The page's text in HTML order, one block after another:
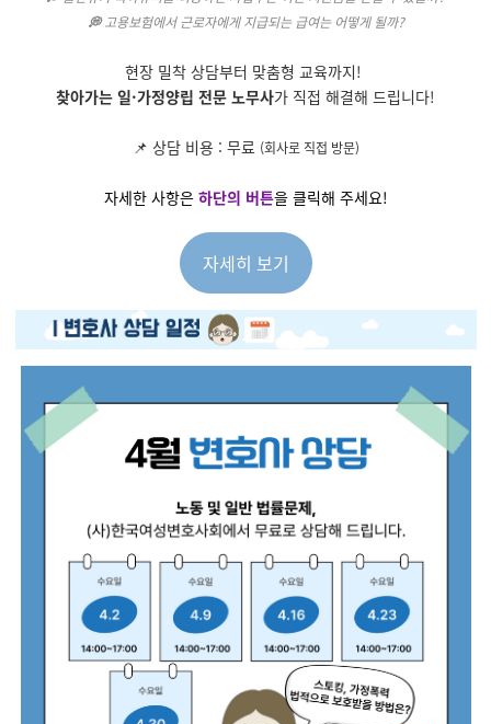
💭고용보험에서 근로자에게 지급되는 급여는 어떻게 될까?
현장 밀착 상담부터 맞춤형 교육까지!
찾아가는 일·가정양립 전문 노무사가 직접 해결해 드립니다!
📌 상담 비용 : 무료 (회사로 직접 방문)
자세한 사항은 하단의 버튼을 클릭해 주세요!
자세히 보기